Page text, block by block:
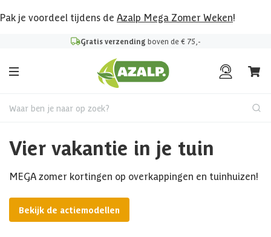
Pak je voordeel tijdens de Azalp Mega Zomer Weken!
Gratis verzending boven de € 75,-
Waar ben je naar op zoek?
Vier vakantie in je tuin
MEGA zomer kortingen op overkappingen en tuinhuizen!
Bekijk de actiemodellen